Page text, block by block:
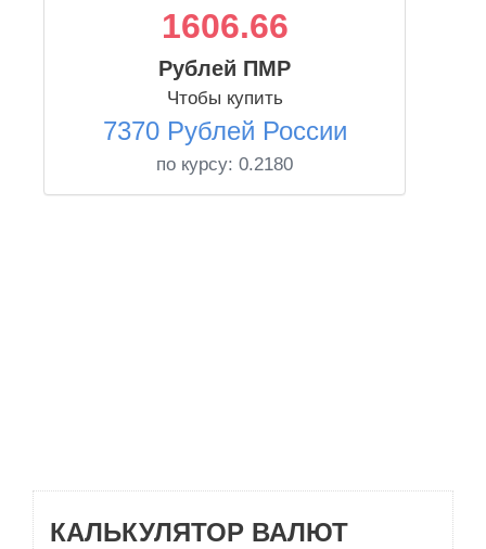
1606.66
Рублей ПМР
Чтобы купить
7370 Рублей России
по курсу: 0.2180
КАЛЬКУЛЯТОР ВАЛЮТ